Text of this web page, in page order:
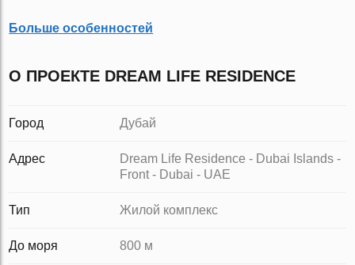
Больше особенностей
О ПРОЕКТЕ DREAM LIFE RESIDENCE
Город Дубай
Адрес
Dream Life Residence - Dubai Islands -
Front - Dubai - UAE
Тип Жилой комплекс
До моря 800 м